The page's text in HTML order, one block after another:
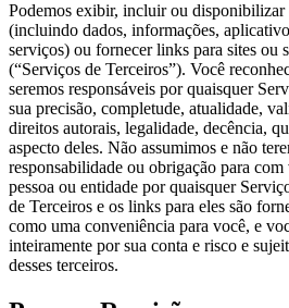
Podemos exibir, incluir ou disponibilizar
(incluindo dados, informações,
serviços) ou fornecer links para sites ou
(“Serviços de Terceiros”). Você
seremos responsáveis por quaisquer
sua precisão, completude, atualidade,
direitos autorais, legalidade, decência,
aspecto deles. Não assumimos e não
responsabilidade ou obrigação para
pessoa ou entidade por quaisquer
de Terceiros e os links para eles são
como uma conveniência para você, e
inteiramente por sua conta e risco e
desses terceiros.